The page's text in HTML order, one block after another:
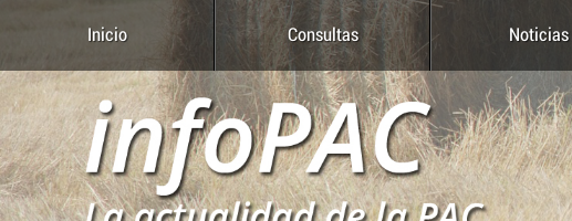
Inicio Consultas Noticias